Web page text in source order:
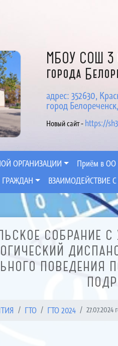
МБОУ СОШ 3
города
адрес: 352630,
город
Новый сайт - https://
ОРГАНИЗАЦИИ Приём в ОО
ВЗАИМОДЕЙСТВИЕ
СОБРАНИЕ
ПОВЕДЕНИЯ
ГТО ГТО 2024 27.07.2024